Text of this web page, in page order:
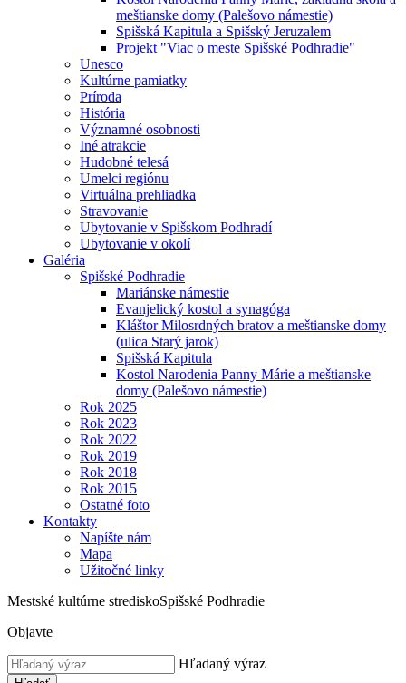
meštianske domy (Palešovo námestie)
Spišská Kapitula a Spišský Jeruzalem
Projekt "Viac o meste Spišské Podhradie"
Unesco
Kultúrne pamiatky
Príroda
História
Významné osobnosti
Iné atrakcie
Hudobné telesá
Umelci regiónu
Virtuálna prehliadka
Stravovanie
Ubytovanie v Spišskom Podhradí
Ubytovanie v okolí
Galéria
Spišské Podhradie
Mariánske námestie
Evanjelický kostol a synagóga
Kláštor Milosrdných bratov a meštianske domy
(ulica Starý jarok)
Spišská Kapitula
Kostol Narodenia Panny Márie a meštianske
domy (Palešovo námestie)
Rok 2025
Rok 2023
Rok 2022
Rok 2019
Rok 2018
Rok 2015
Ostatné foto
Kontakty
Napíšte nám
Mapa
Užitočné linky
Mestské kultúrne strediskoSpišské Podhradie
Objavte
Hľadaný výraz